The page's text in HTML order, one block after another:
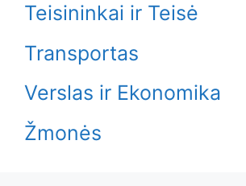
Teisininkai ir Teisė
Transportas
Verslas ir Ekonomika
Žmonės